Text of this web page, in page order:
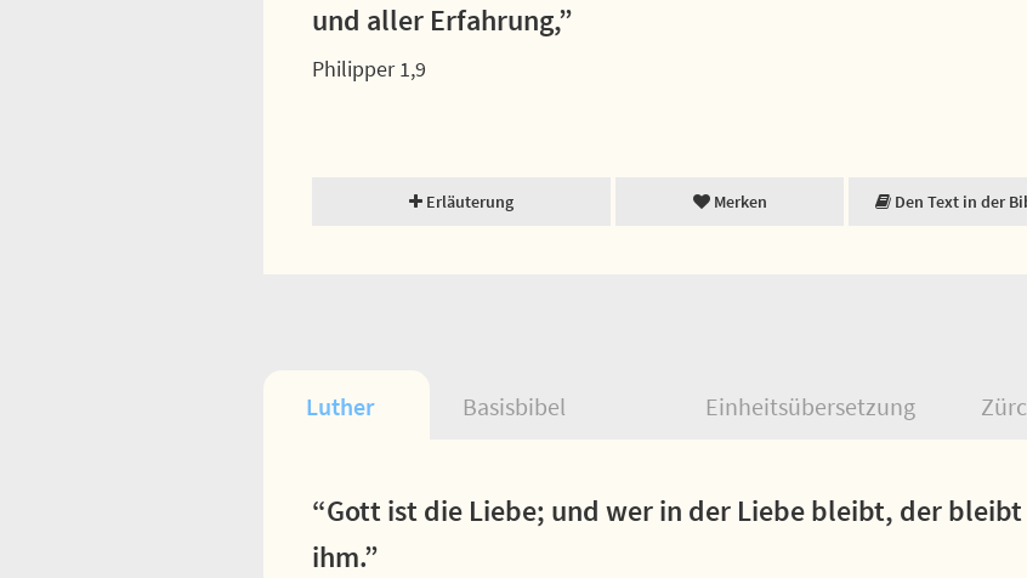
und aller Erfahrung,”
Philipper 1,9
Erläuterung Merken Den Text in der
Luther Basisbibel Einheitsübersetzung
“Gott ist die Liebe; und wer in der Liebe bleibt, der
ihm.”